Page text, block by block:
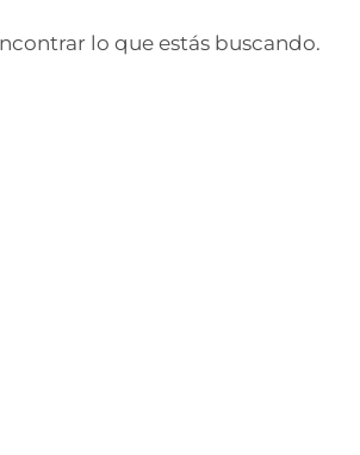
lo que estás buscando.